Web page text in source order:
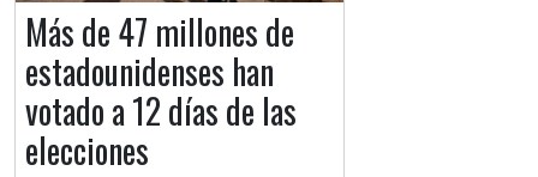
Más de 47 millones de
estadounidenses han
votado a 12 días de las
elecciones